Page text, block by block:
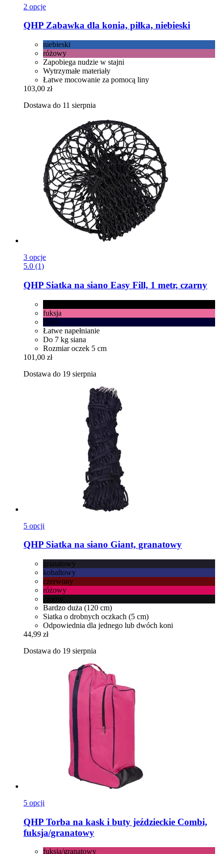
2 opcje
QHP Zabawka dla konia, piłka, niebieski
niebieski
różowy
Zapobiega nudzie w stajni
Wytrzymałe materiały
Łatwe mocowanie za pomocą liny
103,00 zł
Dostawa do 11 sierpnia
3 opcje
5.0 (1)
QHP Siatka na siano Easy Fill, 1 metr, czarny
fuksja
Navy
Łatwe napełnianie
Do 7 kg siana
Rozmiar oczek 5 cm
101,00 zł
Dostawa do 19 sierpnia
5 opcji
QHP Siatka na siano Giant, granatowy
granatowy
kobaltowy
czerwony
różowy
Bardzo duża (120 cm)
Siatka o drobnych oczkach (5 cm)
Odpowiednia dla jednego lub dwóch koni
44,99 zł
Dostawa do 19 sierpnia
5 opcji
QHP Torba na kask i buty jeździeckie Combi,
fuksja/granatowy
fuksja/granatowy